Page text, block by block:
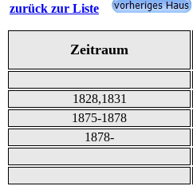
zurück zur Liste
Zeitraum
1828,1831
1875-1878
1878-